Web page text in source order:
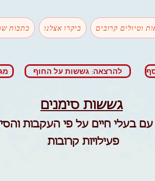
כתבות ביקרו אצלנו וטיולים קרובים
להרצאה: גששות על החוף
גששות סימנים
בעלי חיים על פי העקבות
פעילויות קרובות